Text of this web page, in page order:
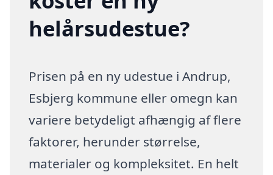
helårsudestue?
Prisen på en ny udestue i Andrup,
Esbjerg kommune eller omegn kan
variere betydeligt afhængig af flere
faktorer, herunder størrelse,
materialer og kompleksitet. En helt